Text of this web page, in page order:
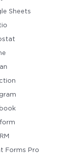
Sheets
Forms Pro